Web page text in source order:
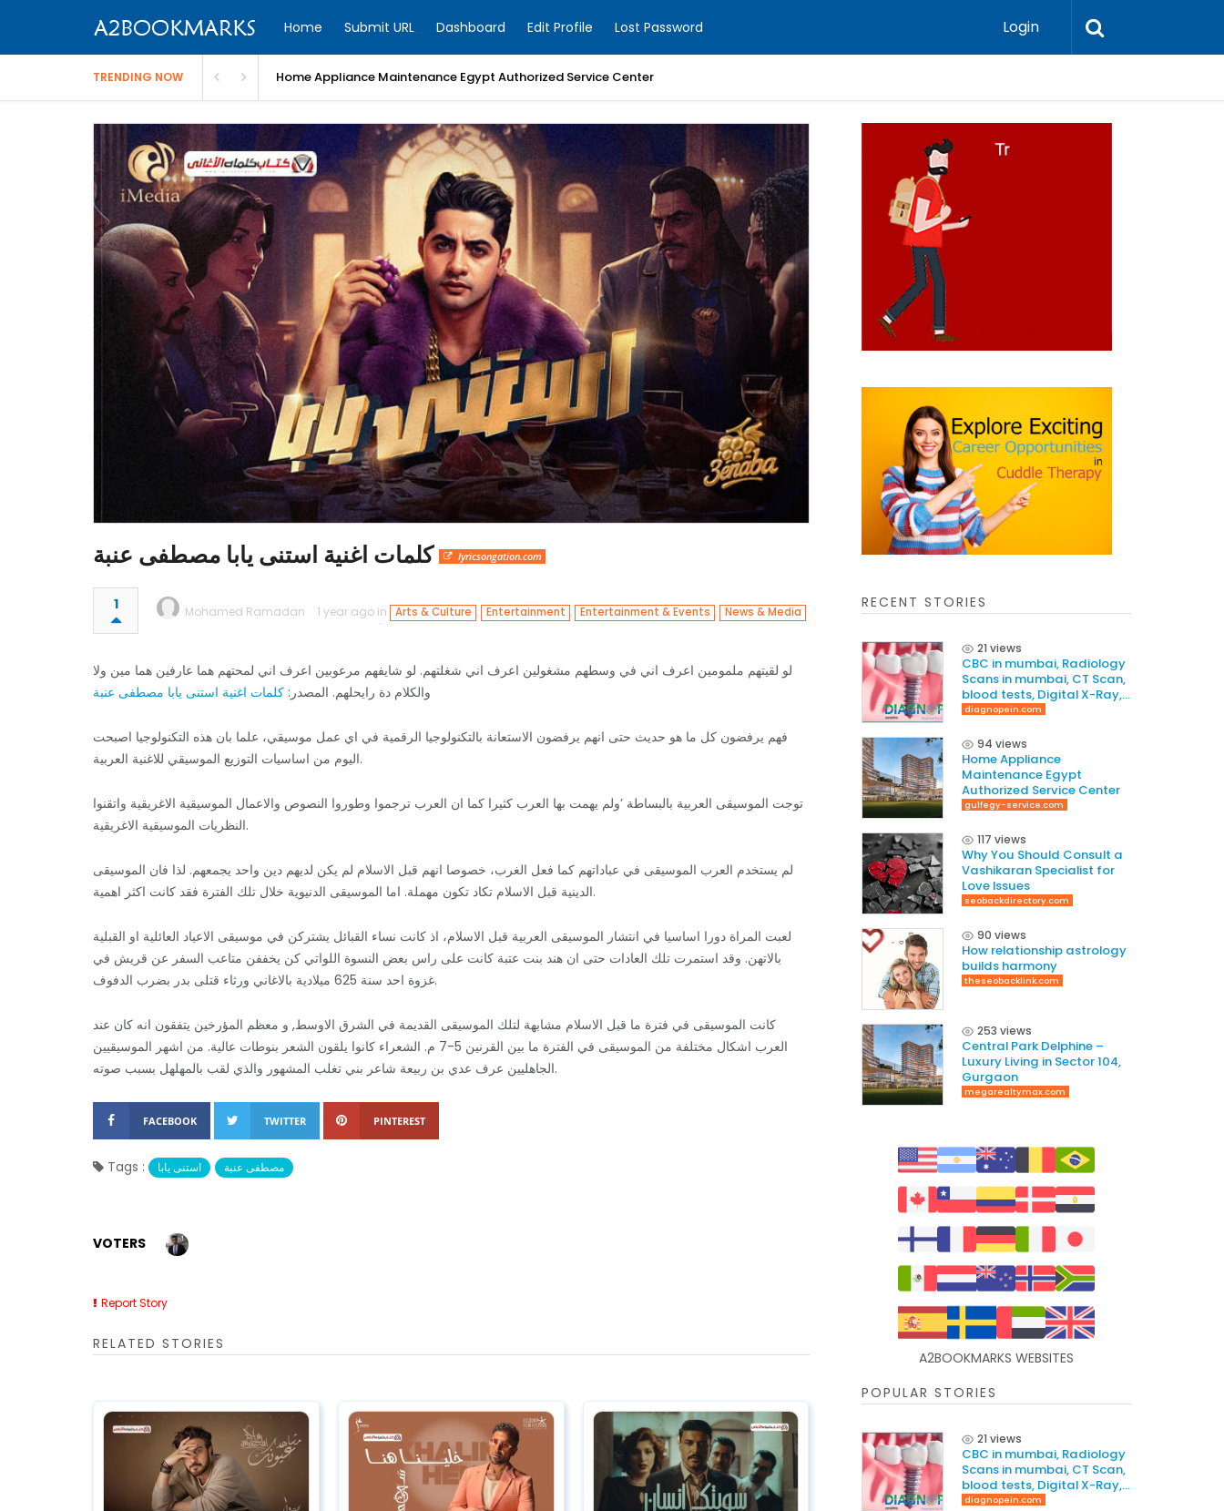
Home Submit URL Dashboard Edit Profile Lost Password Login
TRENDING NOW Home Appliance Maintenance Egypt Authorized Service Center
كلمات اغنية استنى يابا مصطفى عنبة lyricsongation.com
1 Mohamed Ramadan 1 year ago in Arts & Culture , Entertainment , Entertainment & Events , News & Media
لو لقيتهم ملمومين اعرف اني في وسطهم مشغولين اعرف اني شغلتهم. لو شايفهم مرعوبين اعرف اني لمحتهم هما عارفين هما مين ولا
والكلام دة رايحلهم. المصدر: كلمات اغنية استنى يابا مصطفى عنبة
فهم يرفضون كل ما هو حديث حتى انهم يرفضون الاستعانة بالتكنولوجيا الرقمية في اي عمل موسيقي، علما بان هذه التكنولوجيا اصبحت
اليوم من اساسيات التوزيع الموسيقي للاغنية العربية.
توجت الموسيقى العربية بالبساطة ’ولم يهمت بها العرب كثيرا كما ان العرب ترجموا وطوروا النصوص والاعمال الموسيقية الاغريقية واتقنوا
النظريات الموسيقية الاغريقية.
لم يستخدم العرب الموسيقى في عباداتهم كما فعل الغرب، خصوصا انهم قبل الاسلام لم يكن لديهم دين واحد يجمعهم. لذا فان الموسيقى
الدينية قبل الاسلام تكاد تكون مهملة. اما الموسيقى الدنيوية خلال تلك الفترة فقد كانت اكثر اهمية.
لعبت المراة دورا اساسيا في انتشار الموسيقى العربية قبل الاسلام، اذ كانت نساء القبائل يشتركن في موسيقى الاعياد العائلية او القبلية
بالاتهن. وقد استمرت تلك العادات حتى ان هند بنت عتبة كانت على راس بعض النسوة اللواتي كن يخففن متاعب السفر عن قريش في
غزوة احد سنة 625 ميلادية بالاغاني ورثاء قتلى بدر بضرب الدفوف.
كانت الموسيقى في فترة ما قبل الاسلام مشابهة لتلك الموسيقى القديمة في الشرق الاوسط, و معظم المؤرخين يتفقون انه كان عند
العرب اشكال مختلفة من الموسيقى في الفترة ما بين القرنين 5-7 م. الشعراء كانوا يلقون الشعر بنوطات عالية. من اشهر الموسيقيين
الجاهليين عرف عدي بن ربيعة شاعر بني تغلب المشهور والذي لقب بالمهلهل بسبب صوته.
FACEBOOK TWITTER PINTEREST
Tags : استنى يابا مصطفى عنبة
VOTERS
Report Story
RELATED STORIES
RECENT STORIES
21 views
CBC in mumbai, Radiology
Scans in mumbai, CT Scan,
blood tests, Digital X-Ray,
Best Dental Clinic In
diagnopein.com
94 views
Home Appliance
Maintenance Egypt
Authorized Service Center
gulfegy-service.com
117 views
Why You Should Consult a
Vashikaran Specialist for
Love Issues
seobackdirectory.com
90 views
How relationship astrology
builds harmony
theseobacklink.com
253 views
Central Park Delphine –
Luxury Living in Sector 104,
Gurgaon
megarealtymax.com
A2BOOKMARKS WEBSITES
POPULAR STORIES
21 views
CBC in mumbai, Radiology
Scans in mumbai, CT Scan,
blood tests, Digital X-Ray,
Best Dental Clinic In
diagnopein.com